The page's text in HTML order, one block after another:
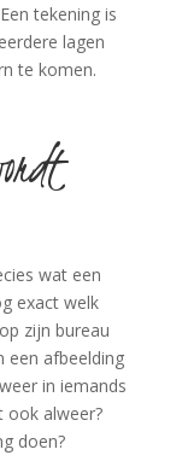
tekening is
lagen
te komen.
wat een
exact welk
zijn bureau
een afbeelding
in iemands
ook alweer?
doen?